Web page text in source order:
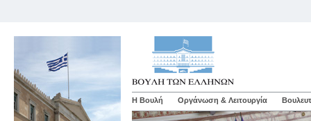
Η Βουλή Οργάνωση & Λειτουργία